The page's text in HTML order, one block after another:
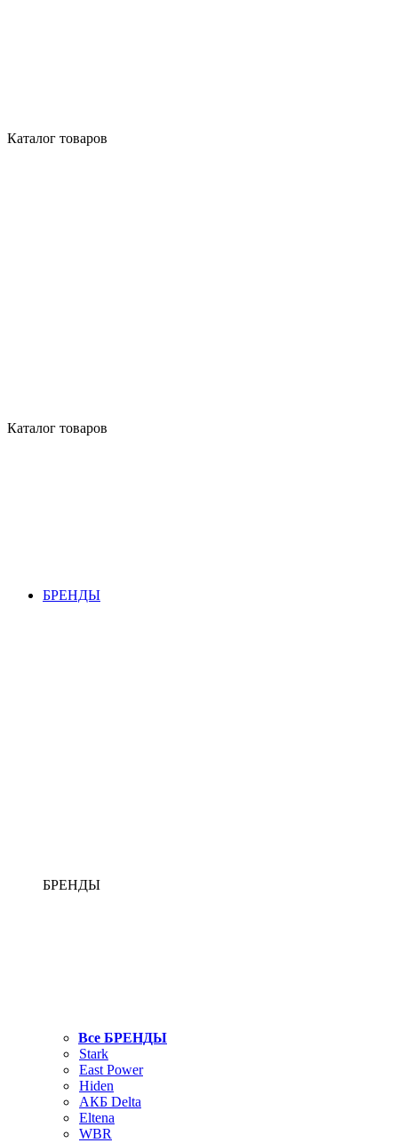
Каталог товаров
Каталог товаров
БРЕНДЫ
БРЕНДЫ
Все БРЕНДЫ
Stark
East Power
Hiden
АКБ Delta
Eltena
WBR